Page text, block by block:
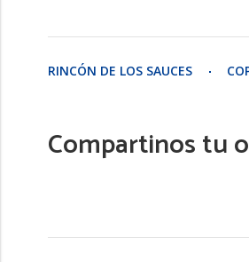
RINCÓN DE LOS SAUCES
Compartinos tu